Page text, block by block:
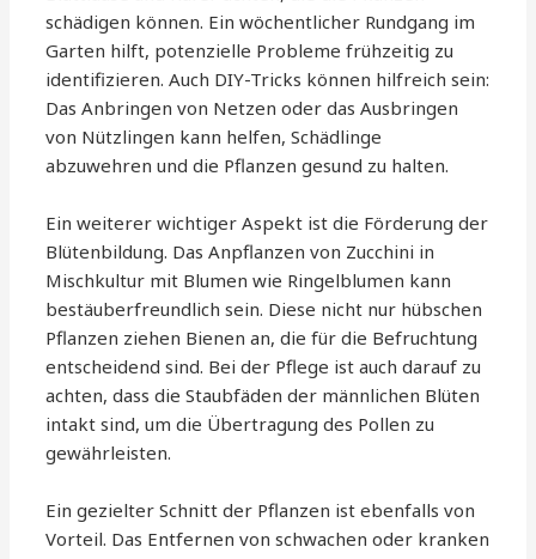
schädigen können. Ein wöchentlicher Rundgang im
Garten hilft, potenzielle Probleme frühzeitig zu
identifizieren. Auch DIY-Tricks können hilfreich sein:
Das Anbringen von Netzen oder das Ausbringen
von Nützlingen kann helfen, Schädlinge
abzuwehren und die Pflanzen gesund zu halten.
Ein weiterer wichtiger Aspekt ist die Förderung der
Blütenbildung. Das Anpflanzen von Zucchini in
Mischkultur mit Blumen wie Ringelblumen kann
bestäuberfreundlich sein. Diese nicht nur hübschen
Pflanzen ziehen Bienen an, die für die Befruchtung
entscheidend sind. Bei der Pflege ist auch darauf zu
achten, dass die Staubfäden der männlichen Blüten
intakt sind, um die Übertragung des Pollen zu
gewährleisten.
Ein gezielter Schnitt der Pflanzen ist ebenfalls von
Vorteil. Das Entfernen von schwachen oder kranken